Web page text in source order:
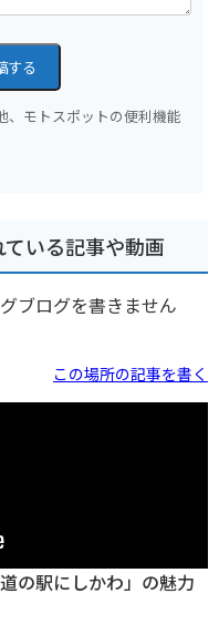
する
、モトスポットの便利機能
いる記事や動画
ブログを書きません
この場所の記事を書く
の駅にしかわ」の魅力